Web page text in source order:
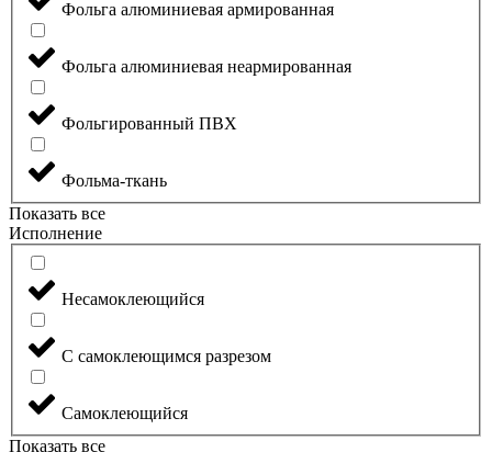
Фольга алюминиевая армированная
Фольга алюминиевая неармированная
Фольгированный ПВХ
Фольма-ткань
Показать все
Исполнение
Несамоклеющийся
С самоклеющимся разрезом
Самоклеющийся
Показать все